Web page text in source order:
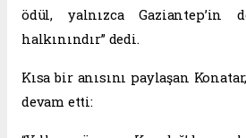
ödül, yalnızca Gaziantep’in
halkınındır” dedi.
Kısa bir anısını paylaşan
devam etti: